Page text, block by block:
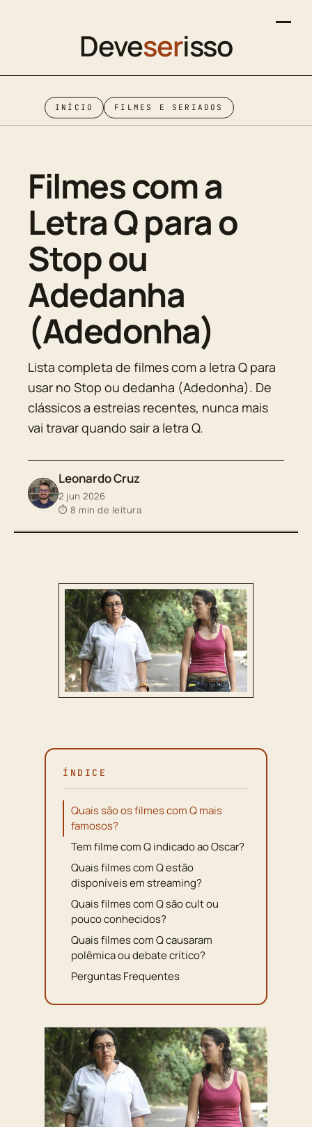
Deveserisso
INÍCIO FILMES E SERIADOS
Filmes com a
Letra Q para o
Stop ou
Adedanha
(Adedonha)
Lista completa de filmes com a letra Q para
usar no Stop ou dedanha (Adedonha). De
clássicos a estreias recentes, nunca mais
vai travar quando sair a letra Q.
Leonardo Cruz
2 jun 2026
⏱ 8 min de leitura
ÍNDICE
Quais são os filmes com Q mais
famosos?
Tem filme com Q indicado ao Oscar?
Quais filmes com Q estão
disponíveis em streaming?
Quais filmes com Q são cult ou
pouco conhecidos?
Quais filmes com Q causaram
polêmica ou debate crítico?
Perguntas Frequentes